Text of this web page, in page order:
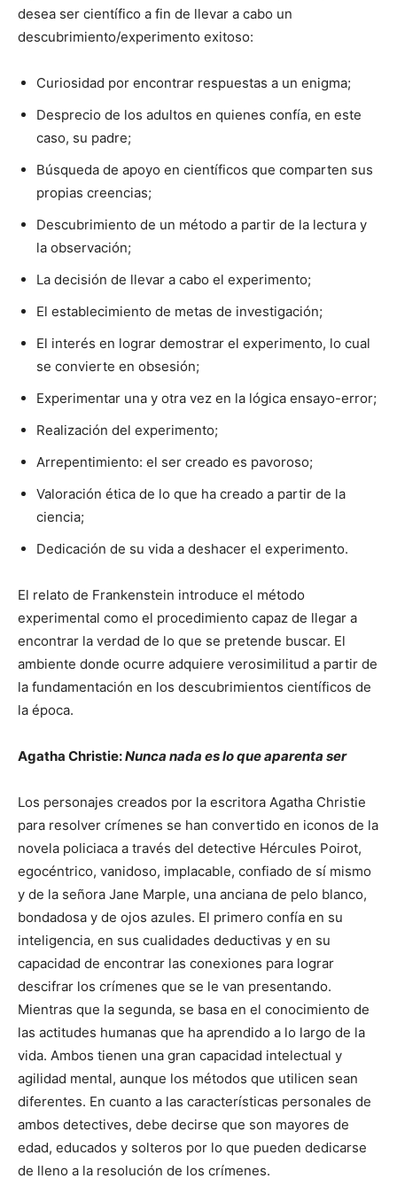
desea ser científico a fin de llevar a cabo un
descubrimiento/experimento exitoso:
Curiosidad por encontrar respuestas a un enigma;
Desprecio de los adultos en quienes confía, en este
caso, su padre;
Búsqueda de apoyo en científicos que comparten sus
propias creencias;
Descubrimiento de un método a partir de la lectura y
la observación;
La decisión de llevar a cabo el experimento;
El establecimiento de metas de investigación;
El interés en lograr demostrar el experimento, lo cual
se convierte en obsesión;
Experimentar una y otra vez en la lógica ensayo-error;
Realización del experimento;
Arrepentimiento: el ser creado es pavoroso;
Valoración ética de lo que ha creado a partir de la
ciencia;
Dedicación de su vida a deshacer el experimento.
El relato de Frankenstein introduce el método
experimental como el procedimiento capaz de llegar a
encontrar la verdad de lo que se pretende buscar. El
ambiente donde ocurre adquiere verosimilitud a partir de
la fundamentación en los descubrimientos científicos de
la época.
Agatha Christie:Nunca nada es lo que aparenta ser
Los personajes creados por la escritora Agatha Christie
para resolver crímenes se han convertido en iconos de la
novela policiaca a través del detective Hércules Poirot,
egocéntrico, vanidoso, implacable, confiado de sí mismo
y de la señora Jane Marple, una anciana de pelo blanco,
bondadosa y de ojos azules. El primero confía en su
inteligencia, en sus cualidades deductivas y en su
capacidad de encontrar las conexiones para lograr
descifrar los crímenes que se le van presentando.
Mientras que la segunda, se basa en el conocimiento de
las actitudes humanas que ha aprendido a lo largo de la
vida. Ambos tienen una gran capacidad intelectual y
agilidad mental, aunque los métodos que utilicen sean
diferentes. En cuanto a las características personales de
ambos detectives, debe decirse que son mayores de
edad, educados y solteros por lo que pueden dedicarse
de lleno a la resolución de los crímenes.